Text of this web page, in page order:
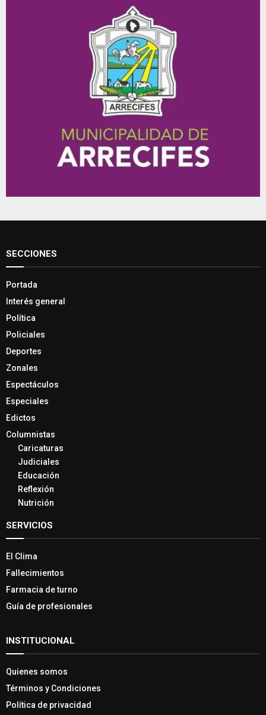
SECCIONES
Portada
Interés general
Política
Policiales
Deportes
Zonales
Espectáculos
Especiales
Edictos
Columnistas
Caricaturas
Judiciales
Educación
Reflexión
Nutrición
SERVICIOS
El Clima
Fallecimientos
Farmacia de turno
Guía de profesionales
INSTITUCIONAL
Quienes somos
Términos y Condiciones
Política de privacidad